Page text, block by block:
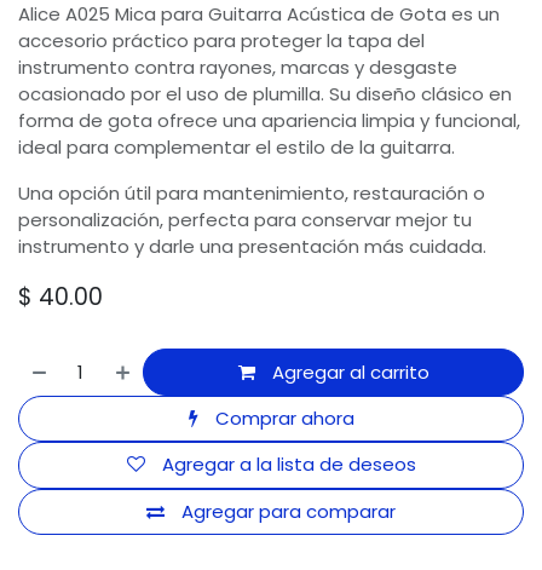
Alice A025 Mica para Guitarra Acústica de Gota es un
accesorio práctico para proteger la tapa del
instrumento contra rayones, marcas y desgaste
ocasionado por el uso de plumilla. Su diseño clásico en
forma de gota ofrece una apariencia limpia y funcional,
ideal para complementar el estilo de la guitarra.
Una opción útil para mantenimiento, restauración o
personalización, perfecta para conservar mejor tu
instrumento y darle una presentación más cuidada.
$ 40.00
Agregar al carrito
Comprar ahora
Agregar para comparar
Agregar a la lista de deseos